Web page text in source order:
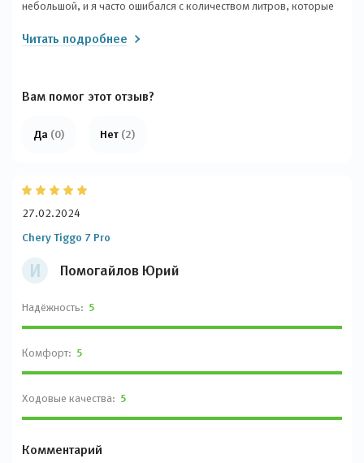
небольшой, и я часто ошибался с количеством литров, которые
обустроен, отделка сделана очень качественно. Кожаные
по такой цене.
Читать подробнее
Вам помог этот отзыв?
Да (0) Нет (2)
И Помогайлов Юрий
Chery Tiggo 7 Pro
27.02.2024
Надёжность: 5
Комфорт: 5
Ходовые качества: 5
Комментарий